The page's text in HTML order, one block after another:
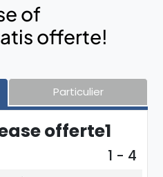
of
offerte!